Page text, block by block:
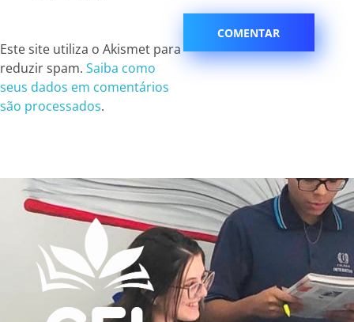
Este site utiliza o Akismet para
reduzir spam. Saiba como
seus dados em comentários
são processados.